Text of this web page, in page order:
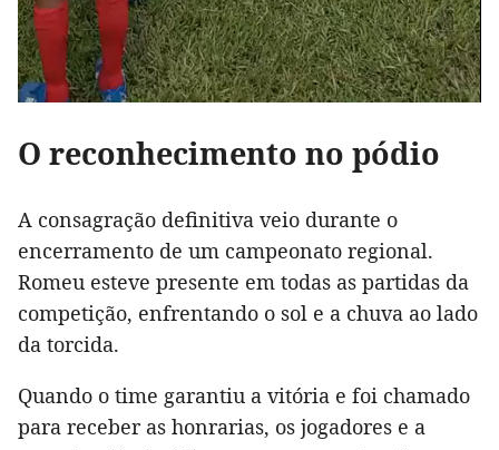
O reconhecimento no pódio
A consagração definitiva veio durante o
encerramento de um campeonato regional.
Romeu esteve presente em todas as partidas da
competição, enfrentando o sol e a chuva ao lado
da torcida.
Quando o time garantiu a vitória e foi chamado
para receber as honrarias, os jogadores e a